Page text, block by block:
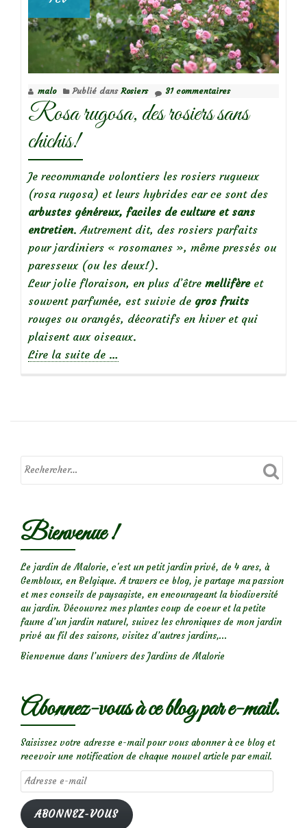
malo Publié dans Rosiers 31 commentaires
Rosa rugosa, des rosiers sans
chichis!
Je recommande volontiers les rosiers rugueux
(rosa rugosa) et leurs hybrides car ce sont des
arbustes généreux, faciles de culture et sans
entretien. Autrement dit, des rosiers parfaits
pour jardiniers « rosomanes », même pressés ou
paresseux (ou les deux!).
Leur jolie floraison, en plus d’être mellifèreet
souvent parfumée, est suivie de gros fruits
rouges ou orangés, décoratifs en hiver et qui
plaisent aux oiseaux.
Lire la suite de
des
sans
…
Bienvenue !
Le jardin de Malorie, c'est un petit jardin privé, de 4 ares, à
Gembloux, en Belgique. A travers ce blog, je partage ma passion
et mes conseils de paysagiste, en encourageant la biodiversité
au jardin. Découvrez mes plantes coup de coeur et la petite
faune d’un jardin naturel, suivez les chroniques de mon jardin
privé au fil des saisons, visitez d’autres jardins,...
Bienvenue dans l’univers des Jardins de Malorie
Abonnez-vous à ce blog par e-mail.
Saisissez votre adresse e-mail pour vous abonner à ce blog et
recevoir une notification de chaque nouvel article par email.
Adresse
e-
mail
ABONNEZ-VOUS